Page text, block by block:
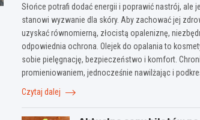
Słońce potrafi dodać energii i poprawić nastrój, ale
stanowi wyzwanie dla skóry. Aby zachować jej
uzyskać równomierną, złocistą opaleniznę,
odpowiednia ochrona. Olejek do opalania to
sobie pielęgnację, bezpieczeństwo i komfort.
promieniowaniem, jednocześnie nawilżając i
Czytaj dalej